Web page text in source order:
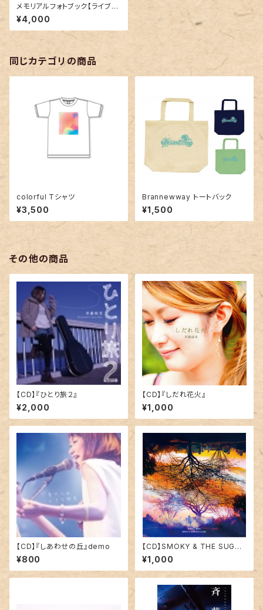
メモリアルフォトブック【ライブQ
Rコード付き】
¥4,000
同じカテゴリの商品
colorful Tシャツ
¥3,500
Brannewway トートバック
¥1,500
その他の商品
【CD】『ひとり旅２』
¥2,000
【CD】『しだれ花火』
¥1,000
【CD】『しあわせの丘』demo
¥800
【CD】SMOKY & THE SUGAR
GLIDER 1st Single「星のうた/
honey」
¥1,000